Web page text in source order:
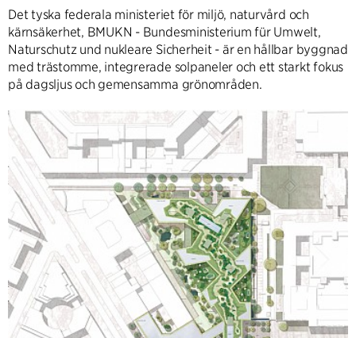
Det tyska federala ministeriet för miljö, naturvård och
kärnsäkerhet, BMUKN - Bundesministerium für Umwelt,
Naturschutz und nukleare Sicherheit - är en hållbar byggnad
med trästomme, integrerade solpaneler och ett starkt fokus
på dagsljus och gemensamma grönområden.